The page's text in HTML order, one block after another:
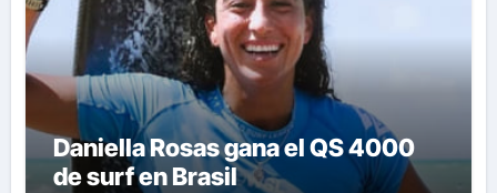
Daniella Rosas gana el QS 4000
de surf en Brasil